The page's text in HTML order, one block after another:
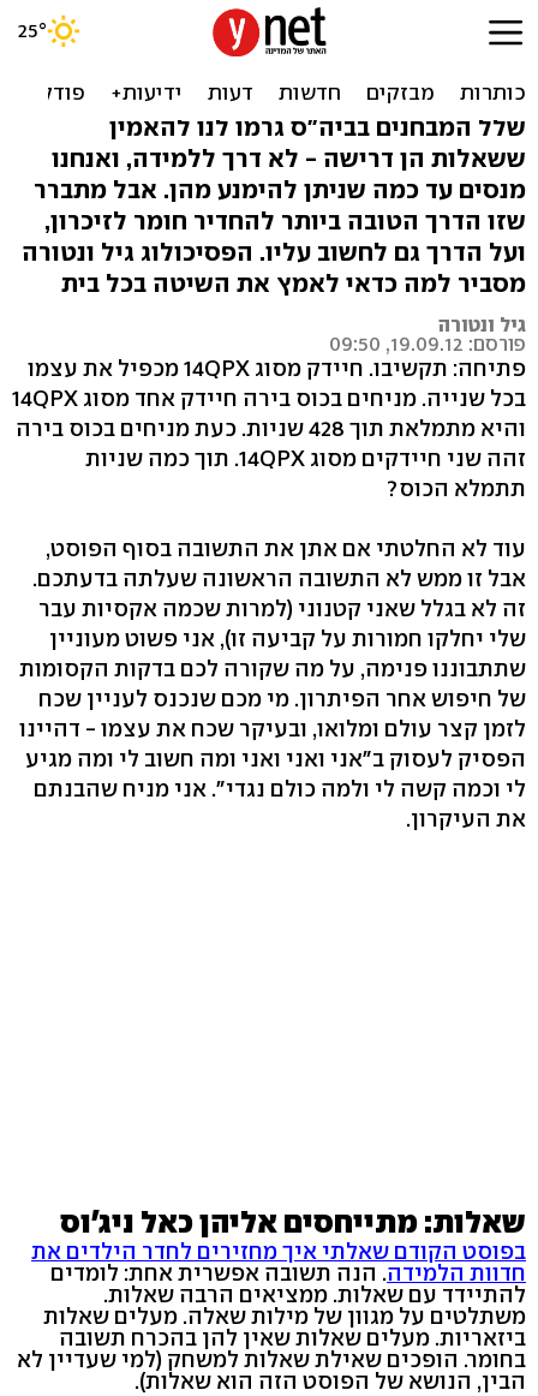
הטריק שיעזור לילדים לזכור
יותר - ולהצליח בבי"ס
שלל המבחנים בביה"ס גרמו לנו להאמין
ששאלות הן דרישה - לא דרך ללמידה, ואנחנו
מנסים עד כמה שניתן להימנע מהן. אבל מתברר
שזו הדרך הטובה ביותר להחדיר חומר לזיכרון,
ועל הדרך גם לחשוב עליו. הפסיכולוג גיל ונטורה
מסביר למה כדאי לאמץ את השיטה בכל בית
גיל ונטורה
פורסם: 19.09.12, 09:50
פתיחה: תקשיבו. חיידק מסוג 14QPX מכפיל את עצמו
בכל שנייה. מניחים בכוס בירה חיידק אחד מסוג 14QPX
והיא מתמלאת תוך 428 שניות. כעת מניחים בכוס בירה
זהה שני חיידקים מסוג 14QPX. תוך כמה שניות
תתמלא הכוס?
עוד לא החלטתי אם אתן את התשובה בסוף הפוסט,
אבל זו ממש לא התשובה הראשונה שעלתה בדעתכם.
זה לא בגלל שאני קטנוני (למרות שכמה אקסיות עבר
שלי יחלקו חמורות על קביעה זו), אני פשוט מעוניין
שתתבוננו פנימה, על מה שקורה לכם בדקות הקסומות
של חיפוש אחר הפיתרון. מי מכם שנכנס לעניין שכח
לזמן קצר עולם ומלואו, ובעיקר שכח את עצמו - דהיינו
הפסיק לעסוק ב"אני ואני ואני ומה חשוב לי ומה מגיע
לי וכמה קשה לי ולמה כולם נגדי". אני מניח שהבנתם
את העיקרון.
שאלות: מתייחסים אליהן כאל ניג'וס
בפוסט הקודם שאלתי איך מחזירים לחדר הילדים את
חדוות הלמידה. הנה תשובה אפשרית אחת: לומדים
להתיידד עם שאלות. ממציאים הרבה שאלות.
משתלטים על מגוון של מילות שאלה. מעלים שאלות
ביזאריות. מעלים שאלות שאין להן בהכרח תשובה
בחומר. הופכים שאילת שאלות למשחק (למי שעדיין לא
הבין, הנושא של הפוסט הזה הוא שאלות).